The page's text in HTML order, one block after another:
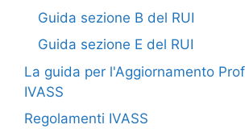
Guida sezione B del RUI
Guida sezione E del RUI
La guida per l'Aggiornamento
IVASS
Regolamenti IVASS